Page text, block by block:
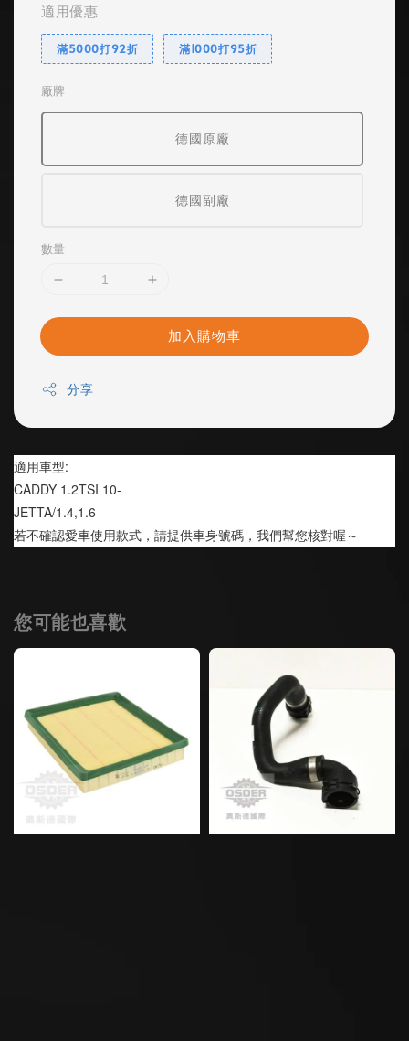
適用優惠
滿5000打92折 滿1000打95折
廠牌
德國原廠
德國副廠
數量
加入購物車
分享
適用車型:
CADDY 1.2TSI 10-
JETTA/1.4,1.6
若不確認愛車使用款式，請提供車身號碼，我們幫您核對喔～
您可能也喜歡